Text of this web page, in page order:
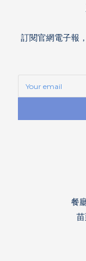
訂閱官網電子報
餐